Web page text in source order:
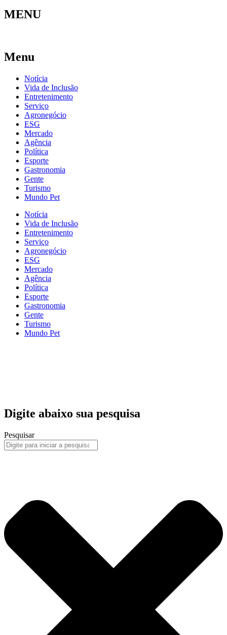
MENU
Menu
Notícia
Vida de Inclusão
Entretenimento
Serviço
Agronegócio
ESG
Mercado
Agência
Política
Esporte
Gastronomia
Gente
Turismo
Mundo Pet
Notícia
Vida de Inclusão
Entretenimento
Serviço
Agronegócio
ESG
Mercado
Agência
Política
Esporte
Gastronomia
Gente
Turismo
Mundo Pet
Digite abaixo sua pesquisa
Pesquisar